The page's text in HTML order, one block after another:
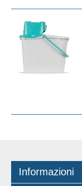
Informazioni